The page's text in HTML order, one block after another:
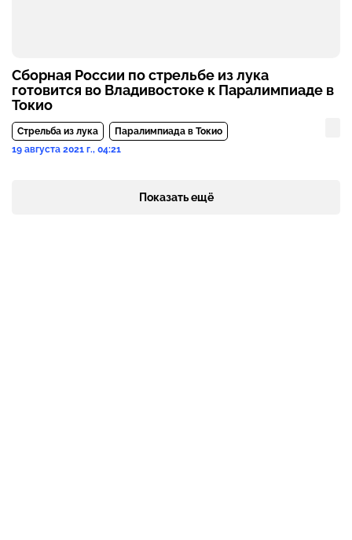
Сборная России по стрельбе из лука
готовится во Владивостоке к Паралимпиаде в
Токио
Стрельба из лука
Паралимпиада в Токио
19 августа 2021 г., 04:21
Показать ещё